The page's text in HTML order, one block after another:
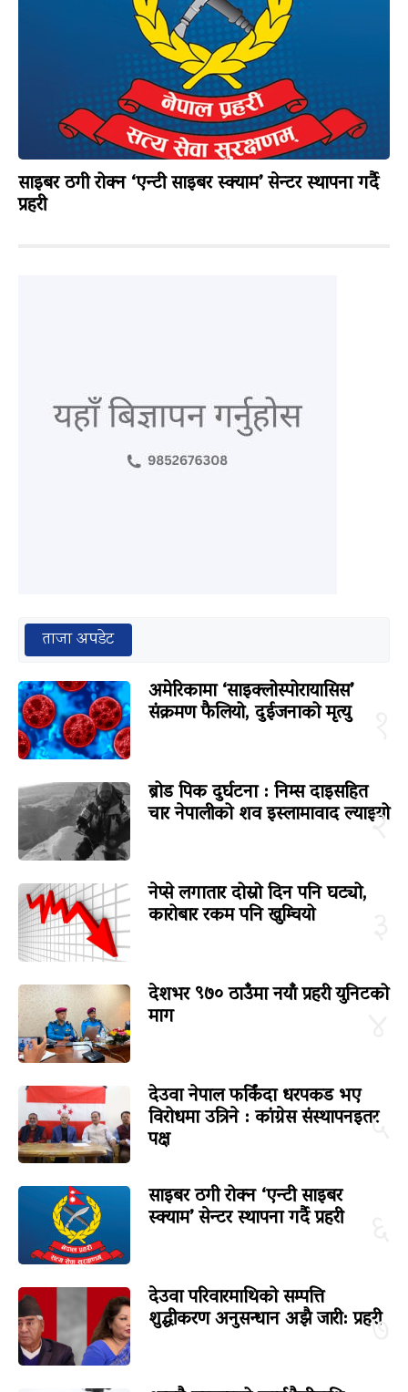
साइबर ठगी रोक्न ‘एन्टी साइबर स्क्याम’ सेन्टर स्थापना गर्दै
प्रहरी
ताजा अपडेट
अमेरिकामा ‘साइक्लोस्पोरायासिस’
संक्रमण फैलियो, दुईजनाको मृत्यु
२
ब्रोड पिक दुर्घटना : निम्स दाइसहित
चार नेपालीको शव इस्लामावाद ल्याइयो
नेप्से लगातार दोस्रो दिन पनि घट्यो,
कारोबार रकम पनि खुम्चियो
देशभर ९७० ठाउँमा नयाँ प्रहरी युनिटको
माग
५
देउवा नेपाल फर्किंदा धरपकड भए
विरोधमा उत्रिने : कांग्रेस संस्थापनइतर
पक्ष
साइबर ठगी रोक्न ‘एन्टी साइबर
स्क्याम’ सेन्टर स्थापना गर्दै प्रहरी
७
देउवा परिवारमाथिको सम्पत्ति
शुद्धीकरण अनुसन्धान अझै जारी: प्रहरी